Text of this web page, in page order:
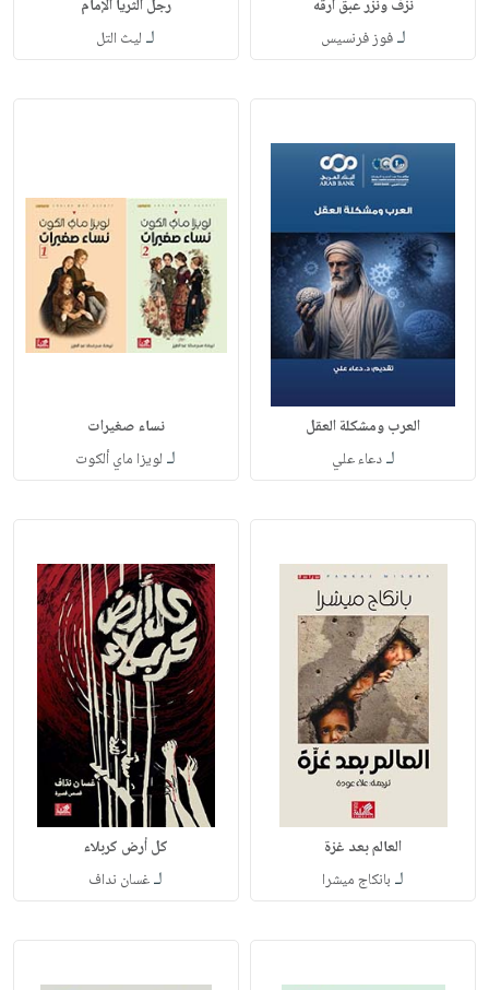
نزف ونزر عبق أرقه
لـفوز فرنسيس
رجل الثريا الإمام
لـ ليث التل
العرب ومشكلة العقل
لـدعاء علي
نساء صغيرات
لـ لويزا ماي ألكوت
العالم بعد غزة
لـ بانكاج ميشرا
كل أرض كربلاء
لـغسان نداف